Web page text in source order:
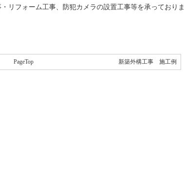
リフォーム工事、防犯カメラの設置工事等を承っておりま
PageTop 新築外構工事 施工例